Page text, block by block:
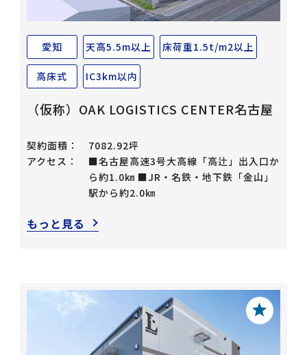
愛知 天高5.5m以上 床荷重1.5t/m2以上
高床式 IC3km以内
（仮称）OAK LOGISTICS CENTER名古屋
契約面積：
7082.92坪
アクセス：
■名古屋高速3号大高線「高辻」出入口か
ら約1.0㎞ ■JR・名鉄・地下鉄「金山」
駅から約2.0㎞
もっと見る